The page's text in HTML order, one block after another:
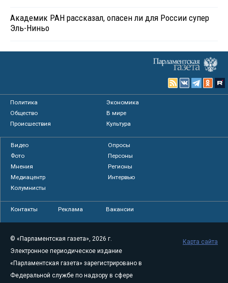
Академик РАН рассказал, опасен ли для России супер
Эль-Ниньо
Политика
Экономика
Общество
В мире
Происшествия
Культура
Видео
Опросы
Фото
Персоны
Мнения
Регионы
Медиацентр
Интервью
Колумнисты
Контакты Реклама Вакансии
© «Парламентская газета», 2026 г.
Электронное периодическое издание
«Парламентская газета» зарегистрировано в
Федеральной службе по надзору в сфере
Карта сайта